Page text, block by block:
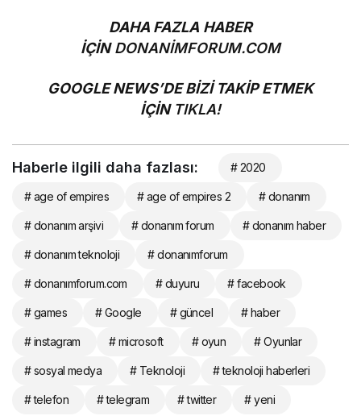
DAHA FAZLA HABER
İÇİNDONANİMFORUM.COM
GOOGLE NEWS’DE BİZİ TAKİP ETMEK
İÇİN TIKLA!
Haberle ilgili daha fazlası: # 2020
# age of empires # age of empires 2 # donanım
# donanım arşivi # donanım forum # donanım haber
# donanım teknoloji # donanımforum
# donanımforum.com # duyuru # facebook
# games # Google # güncel # haber
# instagram # microsoft # oyun # Oyunlar
# sosyal medya # Teknoloji # teknoloji haberleri
# telefon # telegram # twitter # yeni